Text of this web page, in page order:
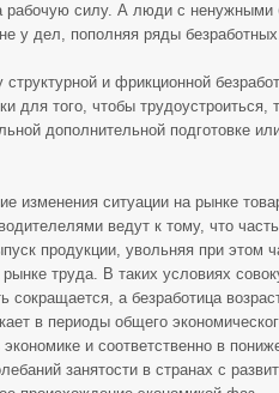
рабочую силу. А люди с ненужными
у дел, пополняя ряды
и фрикционной
для того, чтобы трудоустроиться,
дополнительной подготовке
изменения ситуации на рынке
ведут к тому, что часть
продукции, увольняя при этом
труда. В таких условиях
сокращается, а безработица
в периоды общего
и соответственно в
занятости в странах с